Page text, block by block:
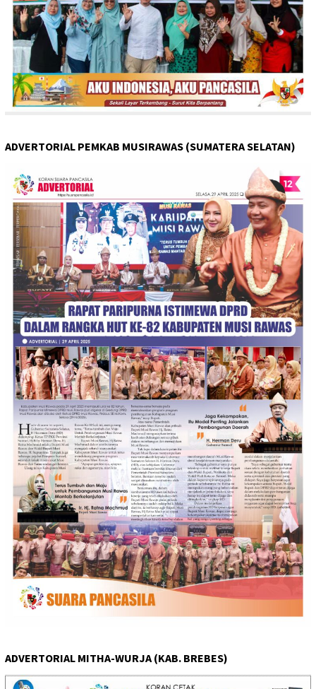
ADVERTORIAL PEMKAB MUSIRAWAS (SUMATERA SELATAN)
ADVERTORIAL MITHA-WURJA (KAB. BREBES)